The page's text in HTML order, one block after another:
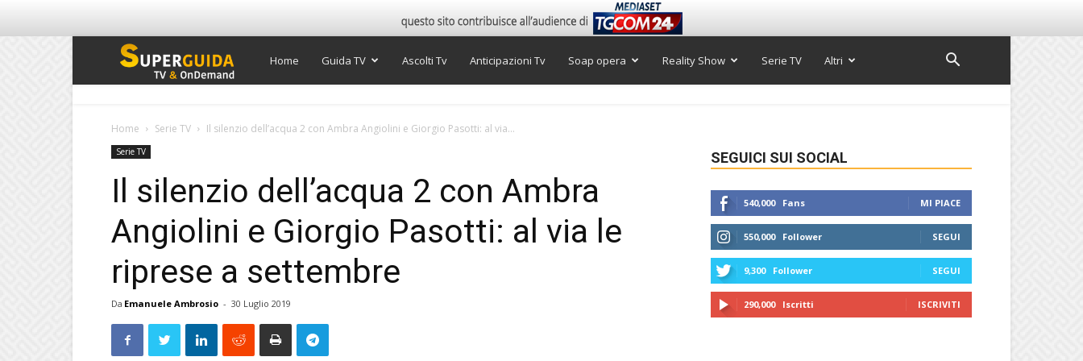
Super
Home Guida TV Ascolti Tv Anticipazioni Tv Soap opera Reality Show Serie TV Altri
Home Serie TV Il silenzio dell’acqua 2 con Ambra Angiolini e Giorgio Pasotti: al via...
Serie TV
Il silenzio dell’acqua 2 con Ambra
Angiolini e Giorgio Pasotti: al via le
riprese a settembre
Da Emanuele Ambrosio - 30 Luglio 2019
SEGUICI SUI SOCIAL
540,000 Fans MI PIACE
550,000 Follower SEGUI
9,300 Follower SEGUI
290,000 Iscritti ISCRIVITI